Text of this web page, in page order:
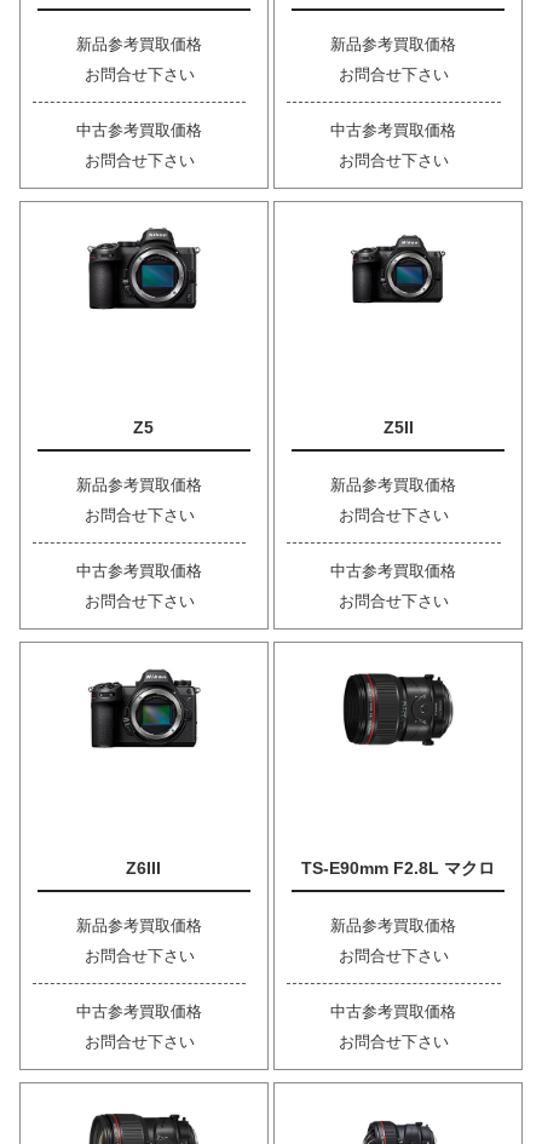
新品参考買取価格
お問合せ下さい
中古参考買取価格
お問合せ下さい
新品参考買取価格
お問合せ下さい
中古参考買取価格
お問合せ下さい
Z5
新品参考買取価格
お問合せ下さい
中古参考買取価格
お問合せ下さい
Z5II
新品参考買取価格
お問合せ下さい
中古参考買取価格
お問合せ下さい
Z6III
新品参考買取価格
お問合せ下さい
中古参考買取価格
お問合せ下さい
TS-E90mm F2.8L マクロ
新品参考買取価格
お問合せ下さい
中古参考買取価格
お問合せ下さい